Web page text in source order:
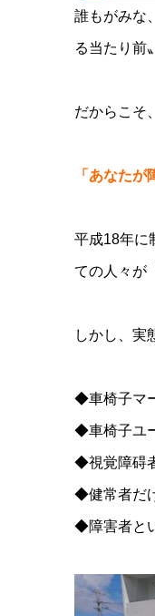
誰もがみな
る当たり前
だからこそ
「あなた
平成18年に
ての人々が
しかし、実
◆車椅子マ
◆車椅子ユ
◆視覚障碍
◆健常者だ
◆障害者と